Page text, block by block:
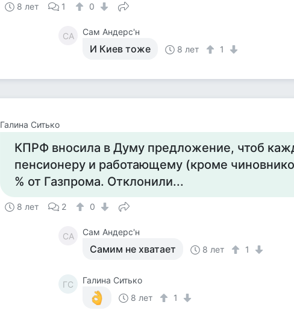
8 лет 1 0
СА Сам Андерс'н
И Киев тоже 8 лет 1
Галина Ситько
КПРФ вносила в Думу предложение, чтоб
пенсионеру и работающему (кроме
% от Газпрома. Отклонили...
8 лет 2 0
СА Сам Андерс'н
Самим не хватает 8 лет 1
ГС
Галина Ситько
8 лет
1